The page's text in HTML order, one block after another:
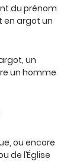
du prénom
en argot un
un
un homme
ou encore
de l’Église